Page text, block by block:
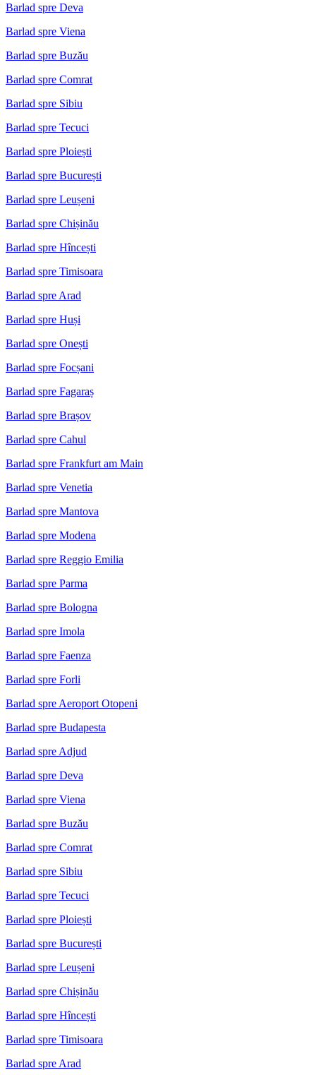
Barlad spre Deva
Barlad spre Viena
Barlad spre Buzău
Barlad spre Comrat
Barlad spre Sibiu
Barlad spre Tecuci
Barlad spre Ploiești
Barlad spre București
Barlad spre Leușeni
Barlad spre Chișinău
Barlad spre Hîncești
Barlad spre Timisoara
Barlad spre Arad
Barlad spre Huși
Barlad spre Onești
Barlad spre Focșani
Barlad spre Fagaraș
Barlad spre Brașov
Barlad spre Cahul
Barlad spre Frankfurt am Main
Barlad spre Venetia
Barlad spre Mantova
Barlad spre Modena
Barlad spre Reggio Emilia
Barlad spre Parma
Barlad spre Bologna
Barlad spre Imola
Barlad spre Faenza
Barlad spre Forli
Barlad spre Aeroport Otopeni
Barlad spre Budapesta
Barlad spre Adjud
Barlad spre Deva
Barlad spre Viena
Barlad spre Buzău
Barlad spre Comrat
Barlad spre Sibiu
Barlad spre Tecuci
Barlad spre Ploiești
Barlad spre București
Barlad spre Leușeni
Barlad spre Chișinău
Barlad spre Hîncești
Barlad spre Timisoara
Barlad spre Arad